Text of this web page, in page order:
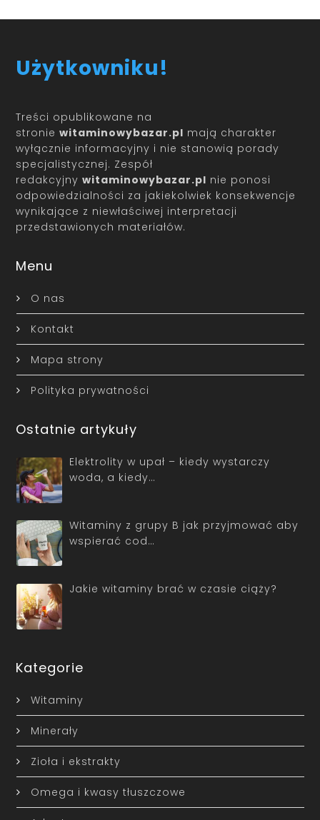
Użytkowniku!
Treści opublikowane na
stroniewitaminowybazar.pl mają charakter
wyłącznie informacyjny i nie stanowią porady
specjalistycznej. Zespół
redakcyjnywitaminowybazar.pl nie ponosi
odpowiedzialności za jakiekolwiek konsekwencje
wynikające z niewłaściwej interpretacji
przedstawionych materiałów.
Menu
O nas
Kontakt
Mapa strony
Polityka prywatności
Ostatnie artykuły
Elektrolity w upał – kiedy wystarczy
woda, a kiedy…
Witaminy z grupy B jak przyjmować aby
wspierać cod…
Jakie witaminy brać w czasie ciąży?
Kategorie
Witaminy
Minerały
Zioła i ekstrakty
Omega i kwasy tłuszczowe